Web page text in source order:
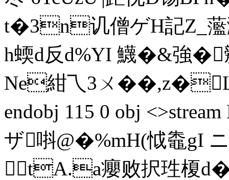
t�3n讥僧ゲH記Z_
h蝡d反d%YI 鱴�&強
Ne紺乁3ㄨ
endobj 115 0 obj
ザ唞@�%mH(怴鼄gI
tA.a癭败択珄榎